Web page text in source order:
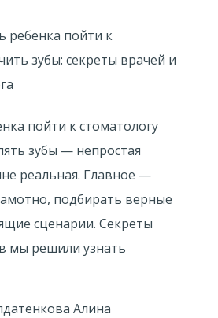
пойти к стоматологу
зубы — непростая
реальная. Главное —
подбирать верные
сценарии. Секреты
мы решили узнать
Алина